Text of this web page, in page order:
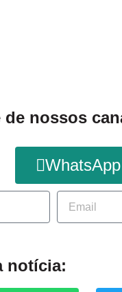
de nossos
WhatsApp
notícia: